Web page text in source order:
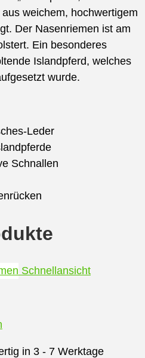
weichem, hochwertigem
Der Nasenriemen ist am
Ein besonderes
Islandpferd, welches
wurde.
Leder
Schnallen
Schnellansicht
in 3 - 7 Werktage